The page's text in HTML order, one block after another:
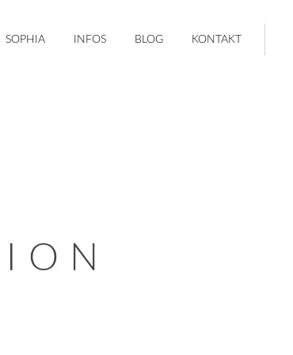
SOPHIA INFOS BLOG KONTAKT